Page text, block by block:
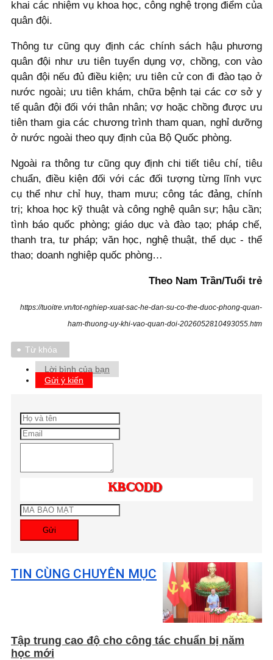
khai các nhiệm vụ khoa học, công nghệ trọng điểm của
quân đội.
Thông tư cũng quy định các chính sách hậu phương
quân đội như ưu tiên tuyển dụng vợ, chồng, con vào
quân đội nếu đủ điều kiện; ưu tiên cử con đi đào tạo ở
nước ngoài; ưu tiên khám, chữa bệnh tại các cơ sở y
tế quân đội đối với thân nhân; vợ hoặc chồng được ưu
tiên tham gia các chương trình tham quan, nghỉ dưỡng
ở nước ngoài theo quy định của Bộ Quốc phòng.
Ngoài ra thông tư cũng quy định chi tiết tiêu chí, tiêu
chuẩn, điều kiện đối với các đối tượng từng lĩnh vực
cụ thể như chỉ huy, tham mưu; công tác đảng, chính
trị; khoa học kỹ thuật và công nghệ quân sự; hậu cần;
tình báo quốc phòng; giáo dục và đào tạo; pháp chế,
thanh tra, tư pháp; văn học, nghệ thuật, thể dục - thể
thao; doanh nghiệp quốc phòng…
Theo Nam Trần/Tuổi trẻ
https://tuoitre.vn/tot-nghiep-xuat-sac-he-dan-su-co-the-duoc-phong-quan-
ham-thuong-uy-khi-vao-quan-doi-2026052810493055.htm
Từ khóa
Lời bình của bạn
Gửi ý kiến
Gửi
TIN CÙNG CHUYÊN MỤC
Tập trung cao độ cho công tác chuẩn bị năm
học mới